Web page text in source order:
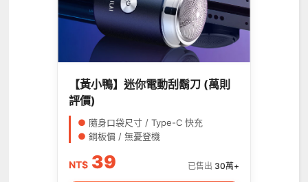
【黃小鴨】迷你電動刮鬍刀 (萬則
評價)
● 隨身口袋尺寸 / Type-C 快充
● 銅板價 / 無憂登機
NT$ 39 已售出 30萬+